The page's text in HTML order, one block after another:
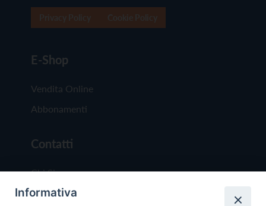
E-Shop
Vendita Online
Abbonamenti
Contatti
Chi Siamo
Redazione
Informativa